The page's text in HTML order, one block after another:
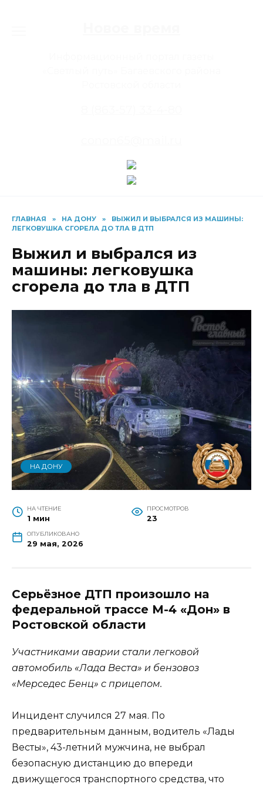
ГЛАВНАЯ » НА ДОНУ »
ВЫЖИЛ И ВЫБРАЛСЯ ИЗ МАШИНЫ:
ЛЕГКОВУШКА СГОРЕЛА ДО ТЛА В ДТП
Выжил и выбрался из
машины: легковушка
сгорела до тла в ДТП
НА ДОНУ
НА ЧТЕНИЕ
1 мин
ПРОСМОТРОВ
23
ОПУБЛИКОВАНО
29 мая, 2026
Серьёзное ДТП произошло на
федеральной трассе М-4 «Дон» в
Ростовской области
Участниками аварии стали легковой
автомобиль «Лада Веста» и бензовоз
«Мерседес Бенц» с прицепом.
Инцидент случился 27 мая. По
предварительным данным, водитель «Лады
Весты», 43-летний мужчина, не выбрал
безопасную дистанцию до впереди
движущегося транспортного средства, что